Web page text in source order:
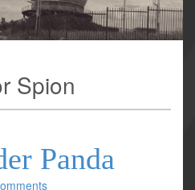
Spion
Panda